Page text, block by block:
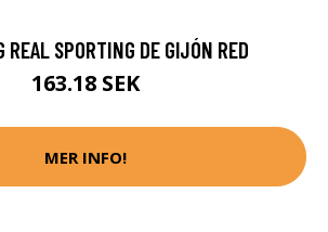
REAL SPORTING DE GIJÓN RED
163.18 SEK
MER INFO!